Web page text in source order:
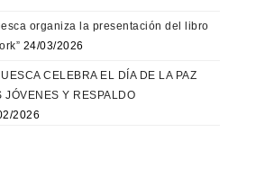
organiza la presentación del libro
24/03/2026
CELEBRA EL DÍA DE LA PAZ
JÓVENES Y RESPALDO
2026